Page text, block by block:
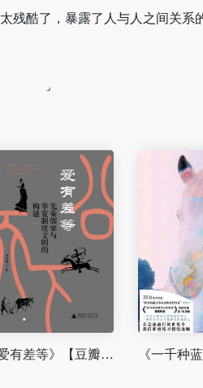
残酷了，暴露了人与人之间关系
《爱有差等》【豆瓣评分7.8】